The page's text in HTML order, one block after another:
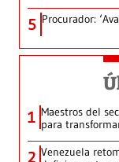
5 Procurador:
1 Maestros del
para
2 Venezuela